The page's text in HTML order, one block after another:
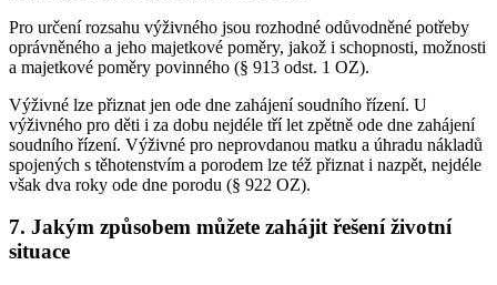
Pro určení rozsahu výživného jsou rozhodné odůvodněné potřeby
oprávněného a jeho majetkové poměry, jakož i schopnosti, možnosti
a majetkové poměry povinného (§ 913 odst. 1 OZ).
Výživné lze přiznat jen ode dne zahájení soudního řízení. U
výživného pro děti i za dobu nejdéle tří let zpětně ode dne zahájení
soudního řízení. Výživné pro neprovdanou matku a úhradu nákladů
spojených s těhotenstvím a porodem lze též přiznat i nazpět, nejdéle
však dva roky ode dne porodu (§ 922 OZ).
7. Jakým způsobem můžete zahájit řešení životní
situace